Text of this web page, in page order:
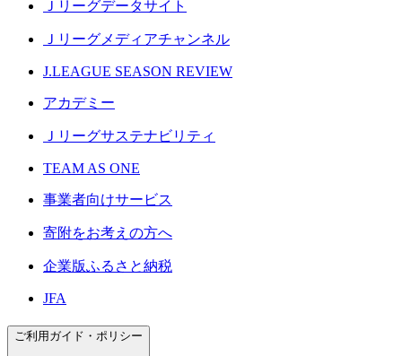
Ｊリーグデータサイト
Ｊリーグメディアチャンネル
J.LEAGUE SEASON REVIEW
アカデミー
Ｊリーグサステナビリティ
TEAM AS ONE
事業者向けサービス
寄附をお考えの方へ
企業版ふるさと納税
JFA
ご利用ガイド・ポリシー